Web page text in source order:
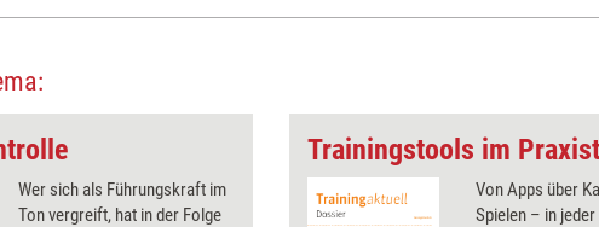
Wer sich als Führungskraft im
Ton vergreift, hat in der Folge
Trainingstools im
Von Apps über
Spielen – in